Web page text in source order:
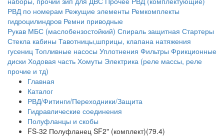
РВД по номерам Режущие элементы Ремкомплекты
гидроцилиндров Ремни приводные
Рукав МБС (маслобензостойкий) Спираль защитная Стартеры
Стекла кабины Тавотницы,шприцы, клапана натяжения
гусениц Топливные насосы Уплотнения Фильтры Фрикционные
диски Ходовая часть Хомуты Электрика (реле массы, реле
прочие и тд)
Главная
Каталог
РВД/Фитинги/Переходники/Защита
Гидравлические соединения
Полуфланцы и скобы
FS-32 Полуфланец SF2" (комплект)(79.4)